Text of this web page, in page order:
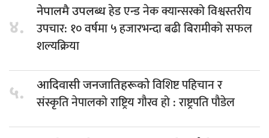
४.
नेपालमै उपलब्धहेड एन्ड नेक क्यान्सरको विश्वस्तरीय
उपचार: १० वर्षमा ५ हजारभन्दा बढी बिरामीको सफल
शल्यक्रिया
५. आदिवासी जनजातिहरूकोविशिष्ट पहिचान र
संस्कृति नेपालको राष्ट्रिय गौरव हो : राष्ट्रपति पौडेल